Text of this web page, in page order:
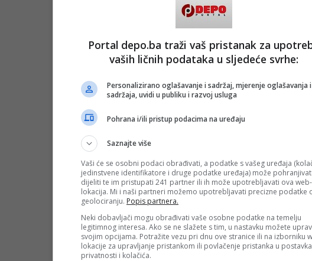
Portal depo.ba traži vaš pristanak za
vaših ličnih podataka u sljedeće svrhe:
Personalizirano oglašavanje i sadržaj, mjerenje oglašavanja i
sadržaja, uvidi u publiku i razvoj usluga
Pohrana i/ili pristup podacima na uređaju
Saznajte više
Vaši će se osobni podaci obrađivati, a podatke s vašeg uređaja
jedinstvene identifikatore i druge podatke uređaja) može
dijeliti te im pristupati 241 partner ili ih može upotrebljavati ova web-
lokacija. Mi i naši partneri možemo upotrebljavati precizne podatke
geolociranju. Popis partnera.
Neki dobavljači mogu obrađivati vaše osobne podatke na temelju
legitimnog interesa. Ako se ne slažete s tim, u nastavku možete
svojim opcijama. Potražite vezu pri dnu ove stranice ili na izborniku
lokacije za upravljanje pristankom ili povlačenje pristanka u
privatnosti i kolačića.